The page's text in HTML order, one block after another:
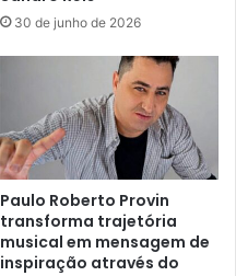
30 de junho de 2026
Paulo Roberto Provin
transforma trajetória
musical em mensagem de
inspiração através do